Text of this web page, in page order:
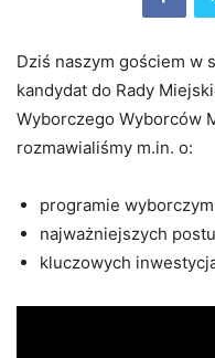
Dziś naszym gościem w
kandydat do Rady
Wyborczego Wyborców
rozmawialiśmy m.in. o:
programie
najważniejszych
kluczowych